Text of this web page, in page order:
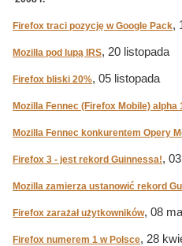
Firefox traci pozycję w Google Pack,
Mozilla pod lupą IRS, 20 listopada
Firefox bliski 20%, 05 listopada
Mozilla Fennec (Firefox Mobile) alpha
Mozilla Fennec konkurentem Opery
Firefox 3 - jest rekord Guinnessa!,
Mozilla zamierza ustanowić rekord
Firefox zarażał użytkowników, 08
Firefox numerem 1 w Polsce, 28